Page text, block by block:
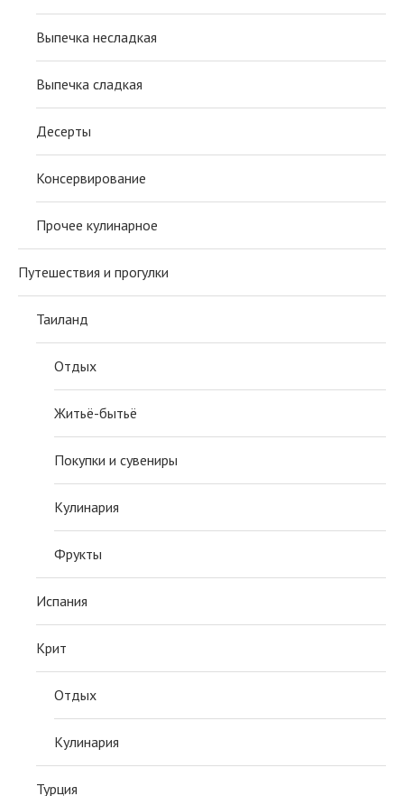
Выпечка несладкая
Выпечка сладкая
Десерты
Консервирование
Прочее кулинарное
Путешествия и прогулки
Таиланд
Отдых
Житьё-бытьё
Покупки и сувениры
Кулинария
Фрукты
Испания
Крит
Отдых
Кулинария
Турция